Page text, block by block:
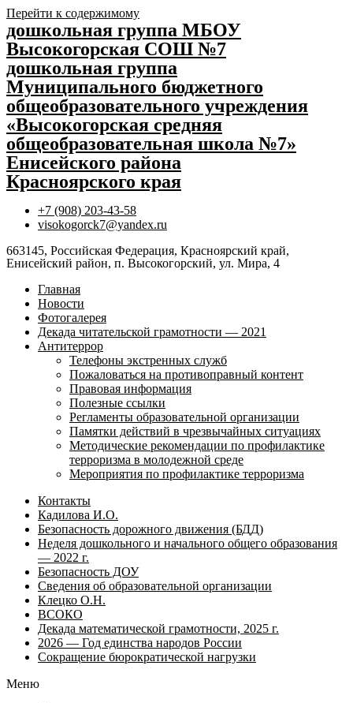
Перейти к содержимому
дошкольная группа МБОУ
Высокогорская СОШ №7
дошкольная группа
Муниципального бюджетного
общеобразовательного учреждения
«Высокогорская средняя
общеобразовательная школа №7»
Енисейского района
Красноярского края
+7 (908) 203-43-58
visokogorck7@yandex.ru
663145, Российская Федерация, Красноярский край,
Енисейский район, п. Высокогорский, ул. Мира, 4
Главная
Новости
Фотогалерея
Декада читательской грамотности — 2021
Антитеррор
Телефоны экстренных служб
Пожаловаться на противоправный контент
Правовая информация
Полезные ссылки
Регламенты образовательной организации
Памятки действий в чрезвычайных ситуациях
Методические рекомендации по профилактике
терроризма в молодежной среде
Мероприятия по профилактике терроризма
Контакты
Кадилова И.О.
Безопасность дорожного движения (БДД)
Неделя дошкольного и начального общего образования
— 2022 г.
Безопасность ДОУ
Сведения об образовательной организации
Клецко О.Н.
ВСОКО
Декада математической грамотности, 2025 г.
2026 — Год единства народов России
Сокращение бюрократической нагрузки
Меню